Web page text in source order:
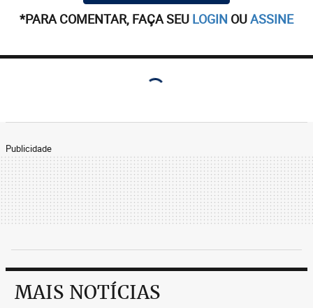
*PARA COMENTAR, FAÇA SEU LOGIN OUASSINE
Publicidade
MAIS NOTÍCIAS